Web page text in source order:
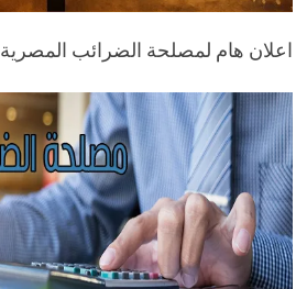
اعلان هام لمصلحة الضرائب المصرية